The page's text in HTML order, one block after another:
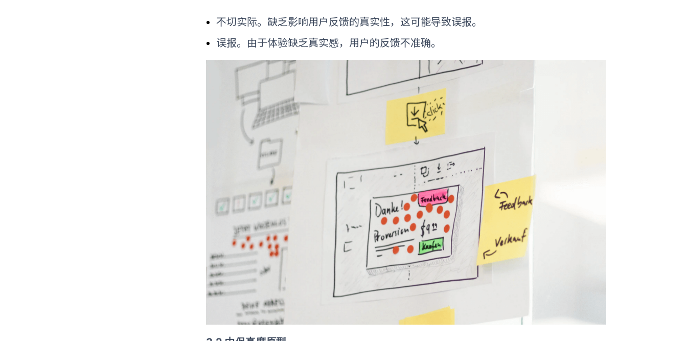
不切实际。缺乏影响用户反馈的真实性，这可能导致误报。
误报。由于体验缺乏真实感，用户的反馈不准确。